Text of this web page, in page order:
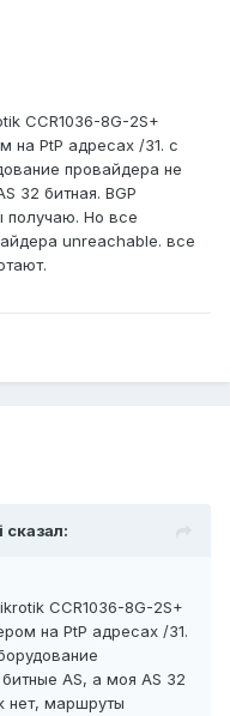
CCR1036-8G-2S+
на PtP адресах /31. с
провайдера не
32 битная. BGP
получаю. Но все
unreachable. все
CCR1036-8G-2S+
на PtP адресах /31.
AS, а моя AS 32
нет, маршруты